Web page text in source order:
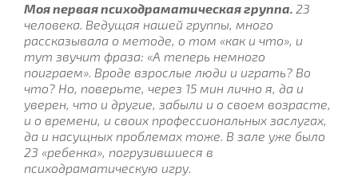
Моя первая психодраматическая группа. 23
человека. Ведущая нашей группы, много
рассказывала о методе, о том «как и что», и
тут звучит фраза: «А теперь немного
поиграем». Вроде взрослые люди и играть? Во
что? Но, поверьте, через 15 мин лично я, да и
уверен, что и другие, забыли и о своем возрасте,
и о времени, и своих профессиональных заслугах,
да и насущных проблемах тоже. В зале уже было
23 «ребенка», погрузившиеся в
психодраматическую игру.